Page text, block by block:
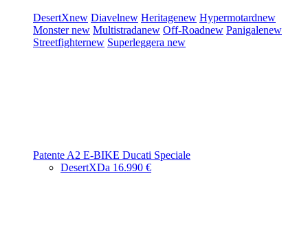
DesertXnew Diavelnew Heritagenew Hypermotardnew
Monsternew Multistradanew Off-Roadnew Panigalenew
Streetfighternew Superleggera new
Patente A2 E-BIKE Ducati Speciale
DesertXDa 16.990 €